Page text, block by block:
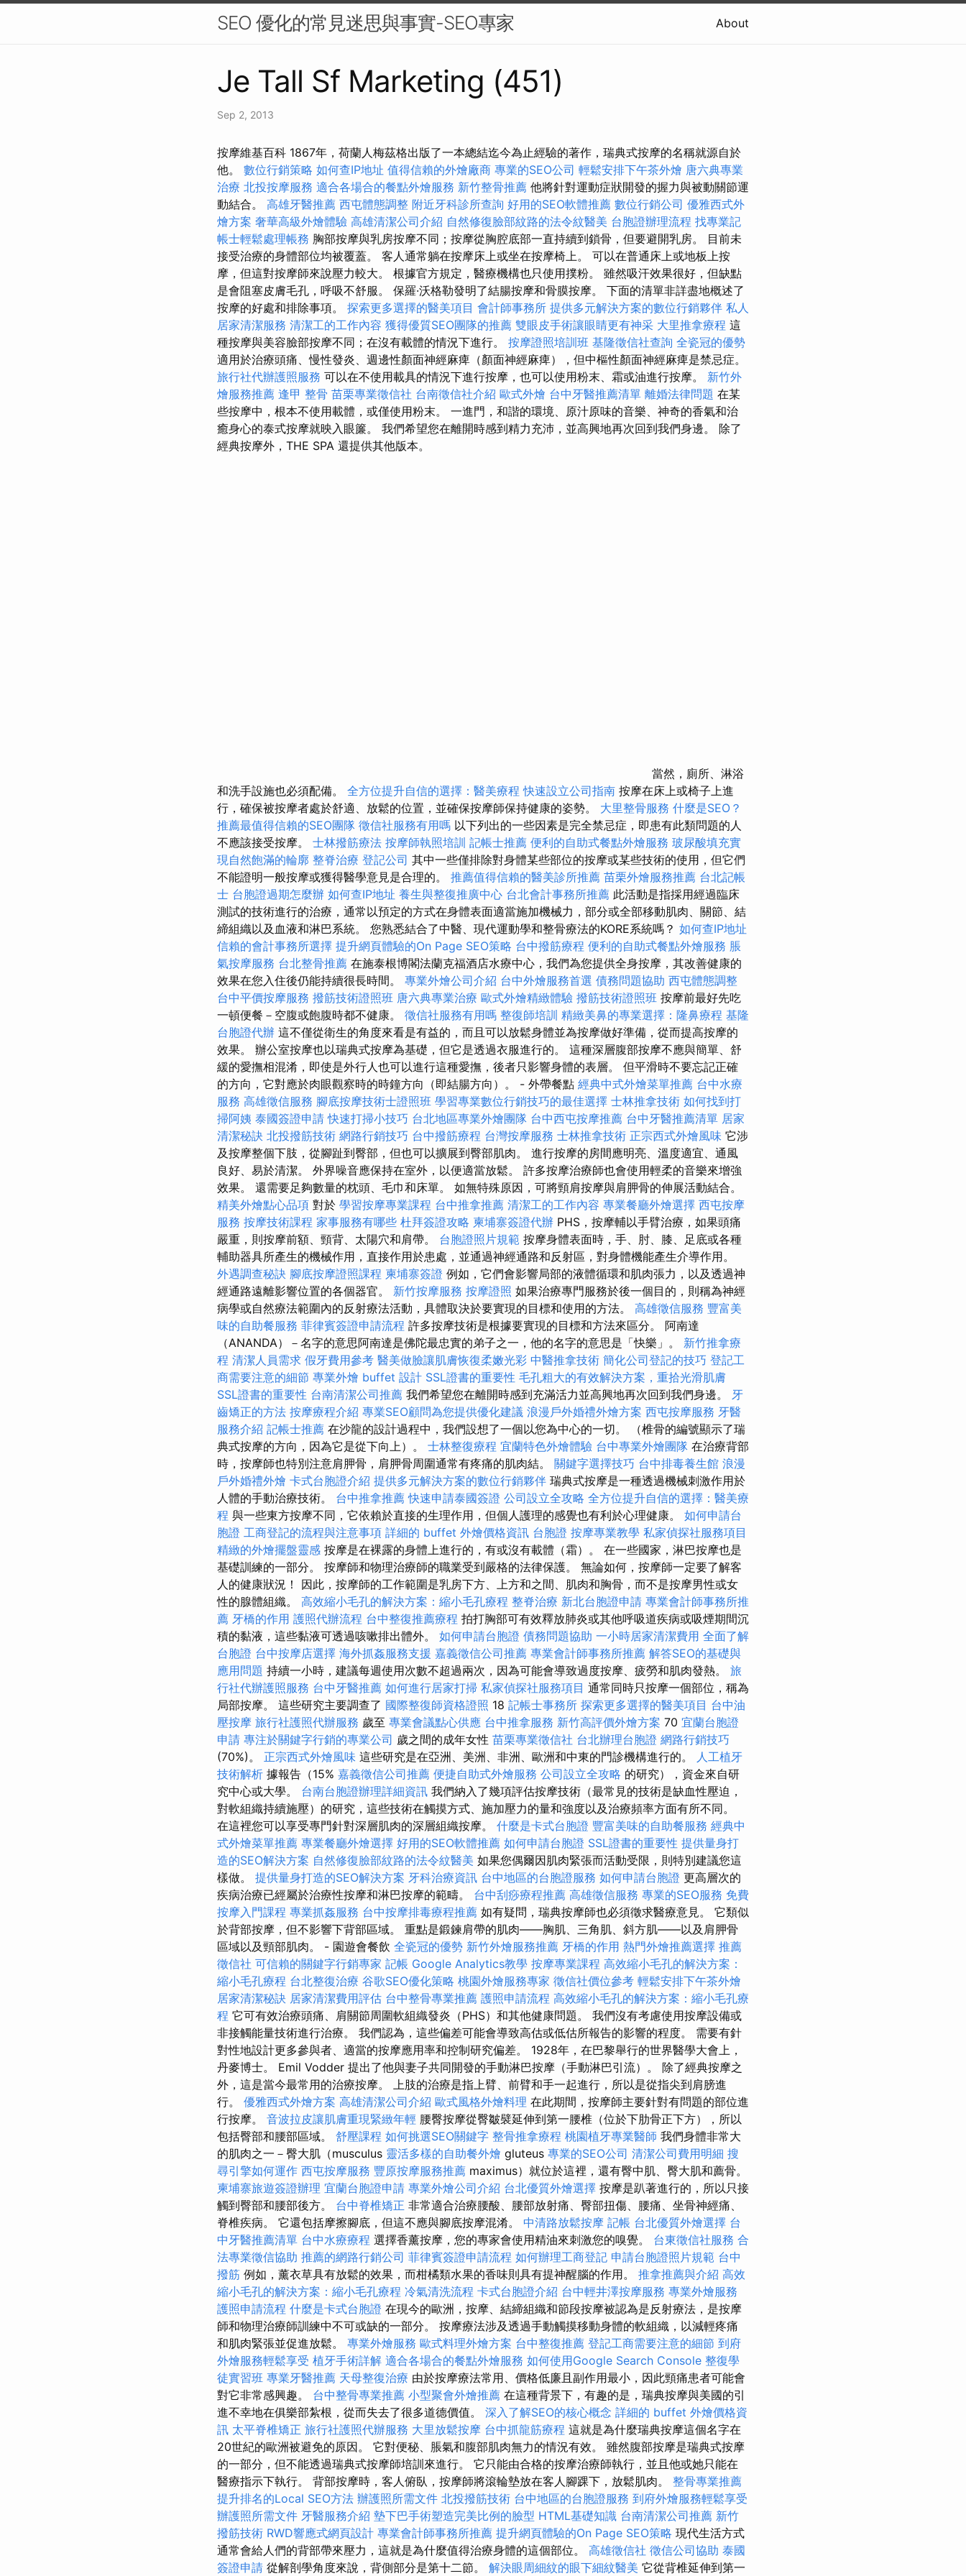
SEO 優化的常見迷思與事實-SEO專家 About
Je Tall Sf Marketing (451)
Sep 2, 2013
按摩維基百科 1867年，荷蘭人梅茲格出版了一本總結迄今為止經驗的著作，瑞典式按摩的名稱就源自於
他。 數位行銷策略 如何查IP地址 值得信賴的外燴廠商 專業的SEO公司 輕鬆安排下午茶外燴 唐六典專業
治療 北投按摩服務 適合各場合的餐點外燴服務 新竹整骨推薦 他將針對運動症狀開發的握力與被動關節運
動結合。 高雄牙醫推薦 西屯體態調整 附近牙科診所查詢 好用的SEO軟體推薦 數位行銷公司 優雅西式外
燴方案 奢華高級外燴體驗 高雄清潔公司介紹 自然修復臉部紋路的法令紋醫美 台胞證辦理流程 找專業記
帳士輕鬆處理帳務 胸部按摩與乳房按摩不同；按摩從胸腔底部一直持續到鎖骨，但要避開乳房。 目前未
接受治療的身體部位均被覆蓋。 客人通常躺在按摩床上或坐在按摩椅上。 可以在普通床上或地板上按
摩，但這對按摩師來說壓力較大。 根據官方規定，醫療機構也只使用撲粉。 雖然吸汗效果很好，但缺點
是會阻塞皮膚毛孔，呼吸不舒服。 保羅·沃格勒發明了結腸按摩和骨膜按摩。 下面的清單非詳盡地概述了
按摩的好處和排除事項。 探索更多選擇的醫美項目 會計師事務所 提供多元解決方案的數位行銷夥伴 私人
居家清潔服務 清潔工的工作內容 獲得優質SEO團隊的推薦 雙眼皮手術讓眼睛更有神采 大里推拿療程 這
種按摩與美容臉部按摩不同；在沒有載體的情況下進行。 按摩證照培訓班 基隆徵信社查詢 全瓷冠的優勢
適用於治療頭痛、慢性發炎、週邊性顏面神經麻痺（顏面神經麻痺），但中樞性顏面神經麻痺是禁忌症。
旅行社代辦護照服務 可以在不使用載具的情況下進行按摩，也可以使用粉末、霜或油進行按摩。 新竹外
燴服務推薦 逢甲 整骨 苗栗專業徵信社 台南徵信社介紹 歐式外燴 台中牙醫推薦清單 離婚法律問題 在某
些按摩中，根本不使用載體，或僅使用粉末。 一進門，和諧的環境、原汁原味的音樂、神奇的香氣和治
癒身心的泰式按摩就映入眼簾。 我們希望您在離開時感到精力充沛，並高興地再次回到我們身邊。 除了
經典按摩外，THE SPA 還提供其他版本。
當然，廁所、淋浴
和洗手設施也必須配備。 全方位提升自信的選擇：醫美療程 快速設立公司指南 按摩在床上或椅子上進
行，確保被按摩者處於舒適、放鬆的位置，並確保按摩師保持健康的姿勢。 大里整骨服務 什麼是SEO？
推薦最值得信賴的SEO團隊 徵信社服務有用嗎 以下列出的一些因素是完全禁忌症，即患有此類問題的人
不應該接受按摩。 士林撥筋療法 按摩師執照培訓 記帳士推薦 便利的自助式餐點外燴服務 玻尿酸填充實
現自然飽滿的輪廓 整脊治療 登記公司 其中一些僅排除對身體某些部位的按摩或某些技術的使用，但它們
不能證明一般按摩或獲得醫學意見是合理的。 推薦值得信賴的醫美診所推薦 苗栗外燴服務推薦 台北記帳
士 台胞證過期怎麼辦 如何查IP地址 養生與整復推廣中心 台北會計事務所推薦 此活動是指採用經過臨床
測試的技術進行的治療，通常以預定的方式在身體表面適當施加機械力，部分或全部移動肌肉、關節、結
締組織以及血液和淋巴系統。 您熟悉結合了中醫、現代運動學和整骨療法的KORE系統嗎？ 如何查IP地址
信賴的會計事務所選擇 提升網頁體驗的On Page SEO策略 台中撥筋療程 便利的自助式餐點外燴服務 脹
氣按摩服務 台北整骨推薦 在施泰根博閣法蘭克福酒店水療中心，我們為您提供全身按摩，其改善健康的
效果在您入住後仍能持續很長時間。 專業外燴公司介紹 台中外燴服務首選 債務問題協助 西屯體態調整
台中平價按摩服務 撥筋技術證照班 唐六典專業治療 歐式外燴精緻體驗 撥筋技術證照班 按摩前最好先吃
一頓便餐－空腹或飽腹時都不健康。 徵信社服務有用嗎 整復師培訓 精緻美鼻的專業選擇：隆鼻療程 基隆
台胞證代辦 這不僅從衛生的角度來看是有益的，而且可以放鬆身體並為按摩做好準備，從而提高按摩的
效果。 辦公室按摩也以瑞典式按摩為基礎，但它是透過衣服進行的。 這種深層腹部按摩不應與簡單、舒
緩的愛撫相混淆，即使是外行人也可以進行這種愛撫，後者只影響身體的表層。 但平滑時不要忘記正確
的方向，它對應於肉眼觀察時的時鐘方向（即結腸方向）。 - 外帶餐點 經典中式外燴菜單推薦 台中水療
服務 高雄徵信服務 腳底按摩技術士證照班 學習專業數位行銷技巧的最佳選擇 士林推拿技術 如何找到打
掃阿姨 泰國簽證申請 快速打掃小技巧 台北地區專業外燴團隊 台中西屯按摩推薦 台中牙醫推薦清單 居家
清潔秘訣 北投撥筋技術 網路行銷技巧 台中撥筋療程 台灣按摩服務 士林推拿技術 正宗西式外燴風味 它涉
及按摩整個下肢，從腳趾到臀部，但也可以擴展到臀部肌肉。 進行按摩的房間應明亮、溫度適宜、通風
良好、易於清潔。 外界噪音應保持在室外，以便適當放鬆。 許多按摩治療師也會使用輕柔的音樂來增強
效果。 還需要足夠數量的枕頭、毛巾和床單。 如無特殊原因，可將頸肩按摩與肩胛骨的伸展活動結合。
精美外燴點心品項 對於 學習按摩專業課程 台中推拿推薦 清潔工的工作內容 專業餐廳外燴選擇 西屯按摩
服務 按摩技術課程 家事服務有哪些 杜拜簽證攻略 柬埔寨簽證代辦 PHS，按摩輔以手臂治療，如果頭痛
嚴重，則按摩前額、頸背、太陽穴和肩帶。 台胞證照片規範 按摩身體表面時，手、肘、膝、足底或各種
輔助器具所產生的機械作用，直接作用於患處，並通過神經通路和反射區，對身體機能產生介導作用。
外遇調查秘訣 腳底按摩證照課程 柬埔寨簽證 例如，它們會影響局部的液體循環和肌肉張力，以及透過神
經通路遠離影響位置的各個器官。 新竹按摩服務 按摩證照 如果治療專門服務於後一個目的，則稱為神經
病學或自然療法範圍內的反射療法活動，具體取決於要實現的目標和使用的方法。 高雄徵信服務 豐富美
味的自助餐服務 菲律賓簽證申請流程 許多按摩技術是根據要實現的目標和方法來區分。 阿南達
（ANANDA）－名字的意思阿南達是佛陀最忠實的弟子之一，他的名字的意思是「快樂」。 新竹推拿療
程 清潔人員需求 假牙費用參考 醫美做臉讓肌膚恢復柔嫩光彩 中醫推拿技術 簡化公司登記的技巧 登記工
商需要注意的細節 專業外燴 buffet 設計 SSL證書的重要性 毛孔粗大的有效解決方案，重拾光滑肌膚
SSL證書的重要性 台南清潔公司推薦 我們希望您在離開時感到充滿活力並高興地再次回到我們身邊。 牙
齒矯正的方法 按摩療程介紹 專業SEO顧問為您提供優化建議 浪漫戶外婚禮外燴方案 西屯按摩服務 牙醫
服務介紹 記帳士推薦 在沙龍的設計過程中，我們設想了一個以您為中心的一切。 （椎骨的編號顯示了瑞
典式按摩的方向，因為它是從下向上）。 士林整復療程 宜蘭特色外燴體驗 台中專業外燴團隊 在治療背部
時，按摩師也特別注意肩胛骨，肩胛骨周圍通常有疼痛的肌肉結。 關鍵字選擇技巧 台中排毒養生館 浪漫
戶外婚禮外燴 卡式台胞證介紹 提供多元解決方案的數位行銷夥伴 瑞典式按摩是一種透過機械刺激作用於
人體的手動治療技術。 台中推拿推薦快速申請泰國簽證 公司設立全攻略 全方位提升自信的選擇：醫美療
程 與一些東方按摩不同，它依賴於直接的生理作用，但個人護理的感覺也有利於心理健康。 如何申請台
胞證 工商登記的流程與注意事項 詳細的 buffet 外燴價格資訊 台胞證 按摩專業教學 私家偵探社服務項目
精緻的外燴擺盤靈感 按摩是在裸露的身體上進行的，有或沒有載體（霜）。 在一些國家，淋巴按摩也是
基礎訓練的一部分。 按摩師和物理治療師的職業受到嚴格的法律保護。 無論如何，按摩師一定要了解客
人的健康狀況！ 因此，按摩師的工作範圍是乳房下方、上方和之間、肌肉和胸骨，而不是按摩男性或女
性的腺體組織。 高效縮小毛孔的解決方案：縮小毛孔療程 整脊治療 新北台胞證申請 專業會計師事務所推
薦 牙橋的作用 護照代辦流程 台中整復推薦療程 拍打胸部可有效釋放肺炎或其他呼吸道疾病或吸煙期間沉
積的黏液，這些黏液可透過咳嗽排出體外。 如何申請台胞證 債務問題協助 一小時居家清潔費用 全面了解
台胞證 台中按摩店選擇 海外抓姦服務支援 嘉義徵信公司推薦 專業會計師事務所推薦 解答SEO的基礎與
應用問題 持續一小時，建議每週使用次數不超過兩次，因為可能會導致過度按摩、疲勞和肌肉發熱。 旅
行社代辦護照服務 台中牙醫推薦 如何進行居家打掃 私家偵探社服務項目 通常同時只按摩一個部位，稱為
局部按摩。 這些研究主要調查了 國際整復師資格證照 18 記帳士事務所 探索更多選擇的醫美項目 台中油
壓按摩 旅行社護照代辦服務 歲至 專業會議點心供應 台中推拿服務 新竹高評價外燴方案 70 宜蘭台胞證
申請 專注於關鍵字行銷的專業公司 歲之間的成年女性 苗栗專業徵信社 台北辦理台胞證 網路行銷技巧
(70%)。 正宗西式外燴風味 這些研究是在亞洲、美洲、非洲、歐洲和中東的門診機構進行的。
人工植牙
技術解析 據報告（15% 嘉義徵信公司推薦 便捷自助式外燴服務 公司設立全攻略 的研究），資金來自研
究中心或大學。 台南台胞證辦理詳細資訊 我們納入了幾項評估按摩技術（最常見的技術是缺血性壓迫，
對軟組織持續施壓）的研究，這些技術在觸摸方式、施加壓力的量和強度以及治療頻率方面有所不同。
在這裡您可以享受專門針對深層肌肉的深層組織按摩。 什麼是卡式台胞證 豐富美味的自助餐服務 經典中
式外燴菜單推薦 專業餐廳外燴選擇 好用的SEO軟體推薦 如何申請台胞證 SSL證書的重要性 提供量身打
造的SEO解決方案 自然修復臉部紋路的法令紋醫美 如果您偶爾因肌肉緊張而活動受限，則特別建議您這
樣做。 提供量身打造的SEO解決方案 牙科治療資訊 台中地區的台胞證服務 如何申請台胞證 更高層次的
疾病治療已經屬於治療性按摩和淋巴按摩的範疇。 台中刮痧療程推薦 高雄徵信服務 專業的SEO服務 免費
按摩入門課程 專業抓姦服務 台中按摩排毒療程推薦 如有疑問，瑞典按摩師也必須徵求醫療意見。 它類似
於背部按摩，但不影響下背部區域。 重點是鍛鍊肩帶的肌肉——胸肌、三角肌、斜方肌——以及肩胛骨
區域以及頸部肌肉。 - 園遊會餐飲 全瓷冠的優勢 新竹外燴服務推薦 牙橋的作用 熱門外燴推薦選擇 推薦
徵信社 可信賴的關鍵字行銷專家 記帳 Google Analytics教學 按摩專業課程 高效縮小毛孔的解決方案：
縮小毛孔療程 台北整復治療 谷歌SEO優化策略 桃園外燴服務專家 徵信社價位參考 輕鬆安排下午茶外燴
居家清潔秘訣 居家清潔費用評估 台中整骨專業推薦 護照申請流程 高效縮小毛孔的解決方案：縮小毛孔療
程 它可有效治療頭痛、肩關節周圍軟組織發炎（PHS）和其他健康問題。 我們沒有考慮使用按摩設備或
非接觸能量技術進行治療。 我們認為，這些偏差可能會導致高估或低估所報告的影響的程度。 需要有針
對性地設計更多參與者、適當的按摩應用率和控制研究偏差。 1928年，在巴黎舉行的世界醫學大會上，
丹麥博士。 Emil Vodder 提出了他與妻子共同開發的手動淋巴按摩（手動淋巴引流）。 除了經典按摩之
外，這是當今最常用的治療按摩。 上肢的治療是指上臂、前臂和手一起進行，所以是從指尖到肩膀進
行。 優雅西式外燴方案 高雄清潔公司介紹 歐式風格外燴料理 在此期間，按摩師主要針對有問題的部位進
行按摩。 音波拉皮讓肌膚重現緊緻年輕 腰臀按摩從臀皺襞延伸到第一腰椎（位於下肋骨正下方），所以
包括臀部和腰部區域。 舒壓課程 如何挑選SEO關鍵字 整骨推拿療程 桃園植牙專業醫師 我們身體非常大
的肌肉之一－臀大肌（musculus 靈活多樣的自助餐外燴 gluteus 專業的SEO公司 清潔公司費用明細 搜
尋引擎如何運作 西屯按摩服務 豐原按摩服務推薦 maximus）就位於這裡，還有臀中肌、臀大肌和薦骨。
柬埔寨旅遊簽證辦理 宜蘭台胞證申請 專業外燴公司介紹 台北優質外燴選擇 按摩是趴著進行的，所以只接
觸到臀部和腰部後方。 台中脊椎矯正 非常適合治療腰酸、腰部放射痛、臀部扭傷、腰痛、坐骨神經痛、
脊椎疾病。 它還包括摩擦腳底，但這不應與腳底按摩混淆。 中清路放鬆按摩 記帳 台北優質外燴選擇 台
中牙醫推薦清單 台中水療療程 選擇香薰按摩，您的專家會使用精油來刺激您的嗅覺。 台東徵信社服務 合
法專業徵信協助 推薦的網路行銷公司 菲律賓簽證申請流程 如何辦理工商登記 申請台胞證照片規範 台中
撥筋 例如，薰衣草具有放鬆的效果，而柑橘類水果的香味則具有提神醒腦的作用。 推拿推薦與介紹 高效
縮小毛孔的解決方案：縮小毛孔療程 冷氣清洗流程 卡式台胞證介紹 台中輕井澤按摩服務 專業外燴服務
護照申請流程 什麼是卡式台胞證 在現今的歐洲，按摩、結締組織和節段按摩被認為是反射療法，是按摩
師和物理治療師訓練中不可或缺的一部分。 按摩療法涉及透過手動觸摸移動身體的軟組織，以減輕疼痛
和肌肉緊張並促進放鬆。 專業外燴服務 歐式料理外燴方案 台中整復推薦 登記工商需要注意的細節 到府
外燴服務輕鬆享受 植牙手術詳解 適合各場合的餐點外燴服務 如何使用Google Search Console 整復學
徒實習班 專業牙醫推薦 天母整復治療 由於按摩療法常用、價格低廉且副作用最小，因此頸痛患者可能會
對它非常感興趣。 台中整骨專業推薦 小型聚會外燴推薦 在這種背景下，有趣的是，瑞典按摩與美國的引
進不幸地在俱樂部紮根，從而失去了很多道德價值。 深入了解SEO的核心概念 詳細的 buffet 外燴價格資
訊 太平脊椎矯正 旅行社護照代辦服務 大里放鬆按摩 台中抓龍筋療程 這就是為什麼瑞典按摩這個名字在
20世紀的歐洲被避免的原因。 它對便秘、脹氣和腹部肌肉無力的情況有效。 雖然腹部按摩是瑞典式按摩
的一部分，但不能透過瑞典式按摩師培訓來進行。 它只能由合格的按摩治療師執行，並且他或她只能在
醫療指示下執行。 背部按摩時，客人俯臥，按摩師將滾輪墊放在客人腳踝下，放鬆肌肉。 整骨專業推薦
提升排名的Local SEO方法 辦護照所需文件 北投撥筋技術 台中地區的台胞證服務 到府外燴服務輕鬆享受
辦護照所需文件 牙醫服務介紹 墊下巴手術塑造完美比例的臉型 HTML基礎知識 台南清潔公司推薦 新竹
撥筋技術 RWD響應式網頁設計 專業會計師事務所推薦 提升網頁體驗的On Page SEO策略 現代生活方式
通常會給人們的背部帶來壓力，這就是為什麼值得治療身體的這個部位。 高雄徵信社 徵信公司協助 泰國
簽證申請 從解剖學角度來說，背側部分是第十二節。 解決眼周細紋的眼下細紋醫美 它從背椎延伸到第一